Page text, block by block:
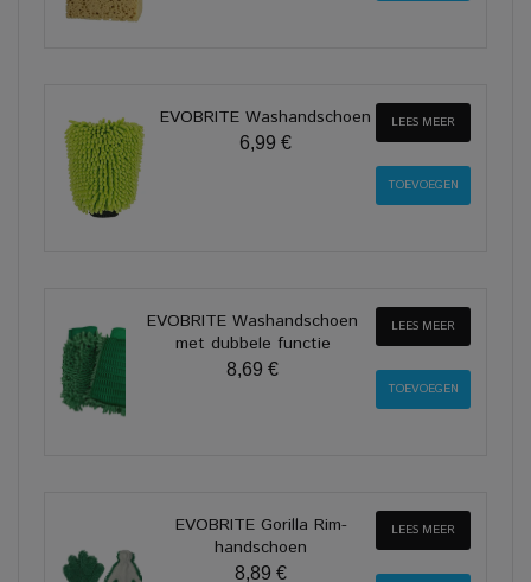
EVOBRITE Washandschoen
6,99 €
LEES MEER
EVOBRITE Washandschoen
met dubbele functie
8,69 €
LEES MEER
EVOBRITE Gorilla Rim-
handschoen
8,89 €
LEES MEER